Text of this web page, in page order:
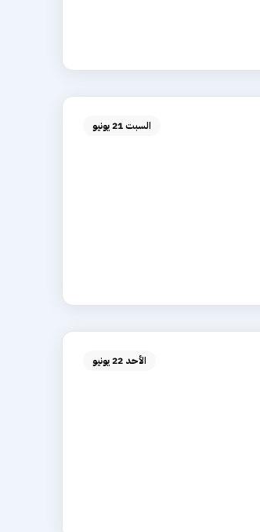
السبت 21 يونيو
الأحد 22 يونيو